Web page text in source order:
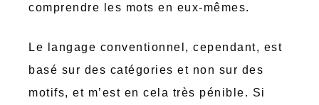
comprendre les mots en eux-mêmes.
Le langage conventionnel, cependant, est
basé sur des catégories et non sur des
motifs, et m’est en cela très pénible. Si